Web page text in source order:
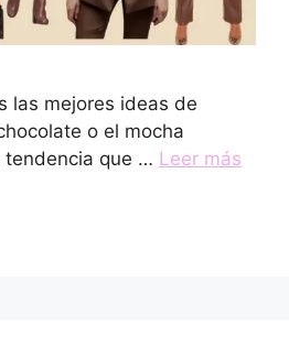
las mejores ideas de
o el mocha
tendencia que … Leer más